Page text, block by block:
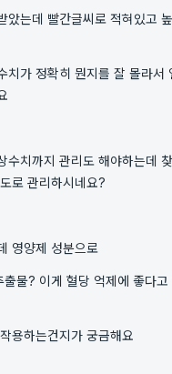
았는데 빨간글씨로 적혀있고
치가 정확히 뭔지를 잘 몰라서
수치까지 관리도 해야하는데
로 관리하시네요?
영양제 성분으로
출물? 이게 혈당 억제에 좋다
용하는건지가 궁금해요